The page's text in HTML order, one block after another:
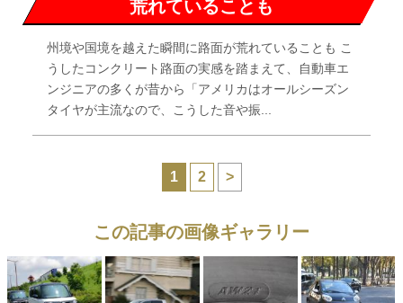
荒れていることも
州境や国境を越えた瞬間に路面が荒れていることも こ
うしたコンクリート路面の実感を踏まえて、自動車エ
ンジニアの多くが昔から「アメリカはオールシーズン
タイヤが主流なので、こうした音や振...
1 2 >
この記事の画像ギャラリー